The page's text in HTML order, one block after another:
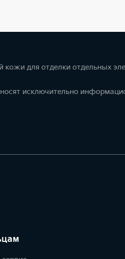
кожи для отделки отдельных
исключительно